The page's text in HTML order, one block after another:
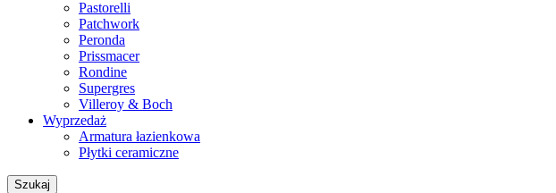
Pastorelli
Patchwork
Peronda
Prissmacer
Rondine
Supergres
Villeroy & Boch
Wyprzedaż
Armatura łazienkowa
Płytki ceramiczne
Szukaj